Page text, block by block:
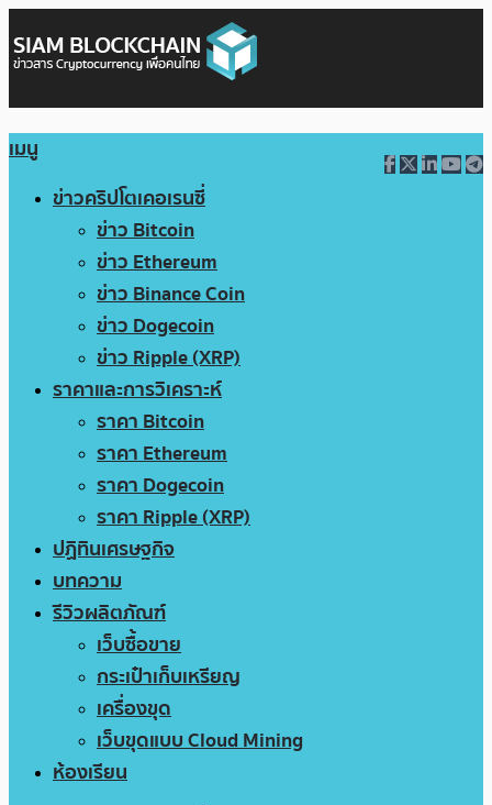
เมนู
ข่าวคริปโตเคอเรนซี่
ข่าว Bitcoin
ข่าว Ethereum
ข่าว Binance Coin
ข่าว Dogecoin
ข่าว Ripple (XRP)
ราคาและการวิเคราะห์
ราคา Bitcoin
ราคา Ethereum
ราคา Dogecoin
ราคา Ripple (XRP)
ปฏิทินเศรษฐกิจ
บทความ
รีวิวผลิตภัณฑ์
เว็บซื้อขาย
กระเป๋าเก็บเหรียญ
เครื่องขุด
เว็บขุดแบบ Cloud Mining
ห้องเรียน